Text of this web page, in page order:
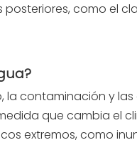
como el
contaminación y
que cambia el
extremos, como